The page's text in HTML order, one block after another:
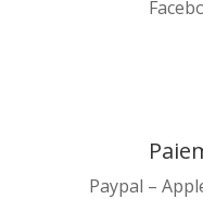
Paypal –